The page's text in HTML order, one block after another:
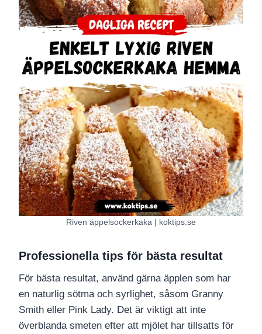
Riven äppelsockerkaka | koktips.se
Professionella tips för bästa resultat
För bästa resultat, använd gärna äpplen som har
en naturlig sötma och syrlighet, såsom Granny
Smith eller Pink Lady. Det är viktigt att inte
överblanda smeten efter att mjölet har tillsatts för